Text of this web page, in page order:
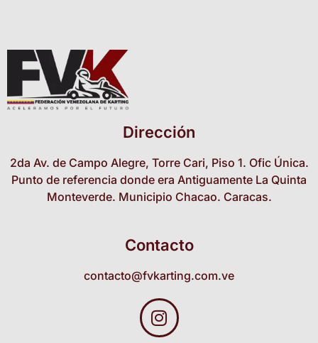
Dirección
2da Av. de Campo Alegre, Torre Cari, Piso 1. Ofic Única.
Punto de referencia donde era Antiguamente La Quinta
Monteverde. Municipio Chacao. Caracas.
Contacto
contacto@fvkarting.com.ve